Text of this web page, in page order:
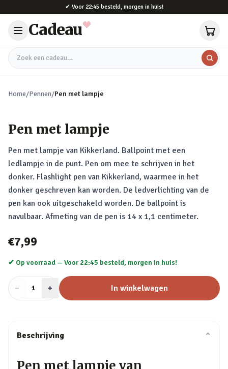
✔ Voor 22:45 besteld, morgen in huis!
Cadeau
Zoek een cadeau
Home/Pennen/Pen met lampje
Pen met lampje
Pen met lampje van Kikkerland. Ballpoint met een
ledlampje in de punt. Pen om mee te schrijven in het
donker. Flashlight pen van Kikkerland, waarmee in het
donker geschreven kan worden. De ledverlichting van de
pen kan ook uitgeschakeld worden. De ballpoint is
navulbaar. Afmeting van de pen is 14 x 1,1 centimeter.
€7,99
✔ Op voorraad —Voor 22:45 besteld, morgen in huis!
− Aantal
1 + In winkelwagen
Beschrijving ⌄
Pen met lampje van